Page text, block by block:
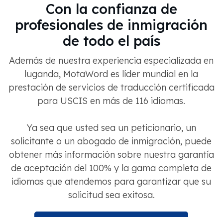
Con la confianza de
profesionales de inmigración
de todo el país
Además de nuestra experiencia especializada en
luganda, MotaWord es líder mundial en la
prestación de servicios de traducción certificada
para USCIS en más de 116 idiomas.
Ya sea que usted sea un peticionario, un
solicitante o un abogado de inmigración, puede
obtener más información sobre nuestra garantía
de aceptación del 100% y la gama completa de
idiomas que atendemos para garantizar que su
solicitud sea exitosa.